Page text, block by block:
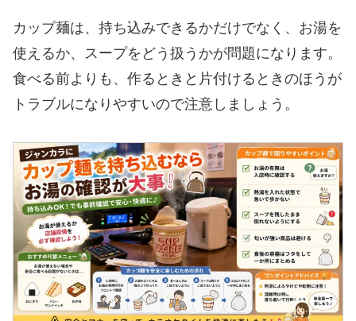
カップ麺は、持ち込みできるかだけでなく、お湯を
使えるか、スープをどう扱うかが問題になります。
食べる前よりも、作るときと片付けるときのほうが
トラブルになりやすいので注意しましょう。